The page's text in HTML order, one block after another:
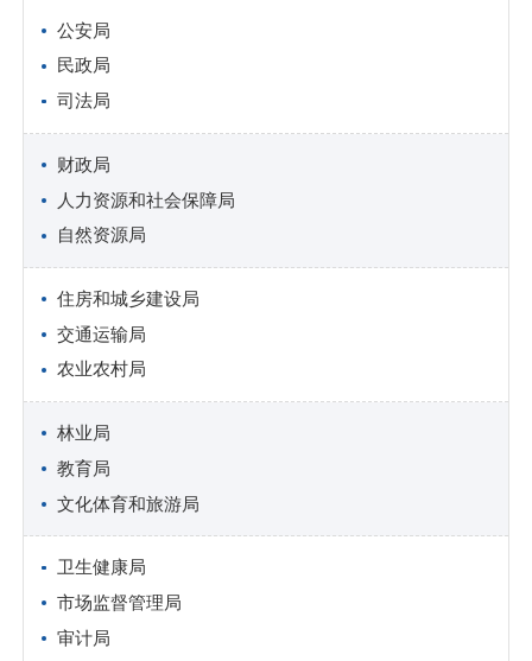
公安局
民政局
司法局
财政局
人力资源和社会保障局
自然资源局
住房和城乡建设局
交通运输局
农业农村局
林业局
教育局
文化体育和旅游局
卫生健康局
市场监督管理局
审计局